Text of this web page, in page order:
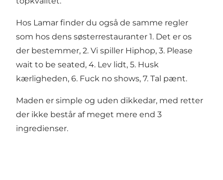
Hos Lamar finder du også de samme regler
som hos dens søsterrestauranter 1. Det er os
der bestemmer, 2. Vi spiller Hiphop, 3. Please
wait to be seated, 4. Lev lidt, 5. Husk
kærligheden, 6. Fuck no shows, 7. Tal pænt.
Maden er simple og uden dikkedar, med retter
der ikke består af meget mere end 3
ingredienser.